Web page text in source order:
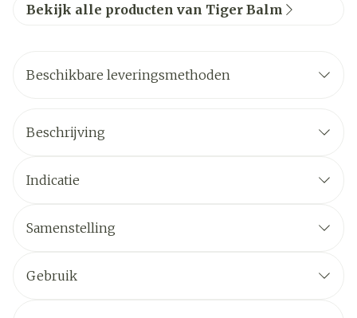
Bekijk alle producten van Tiger Balm
Beschikbare leveringsmethoden
Beschrijving
Indicatie
Samenstelling
Gebruik